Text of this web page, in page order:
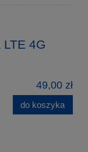
4G
49,00 zł
do koszyka